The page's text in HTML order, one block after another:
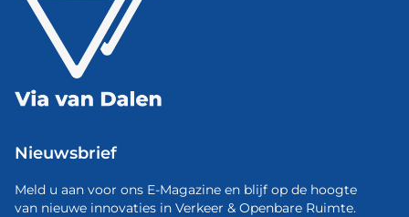
Nieuwsbrief
Meld u aan voor ons E-Magazine en blijf op de hoogte
van nieuwe innovaties in Verkeer & Openbare Ruimte.